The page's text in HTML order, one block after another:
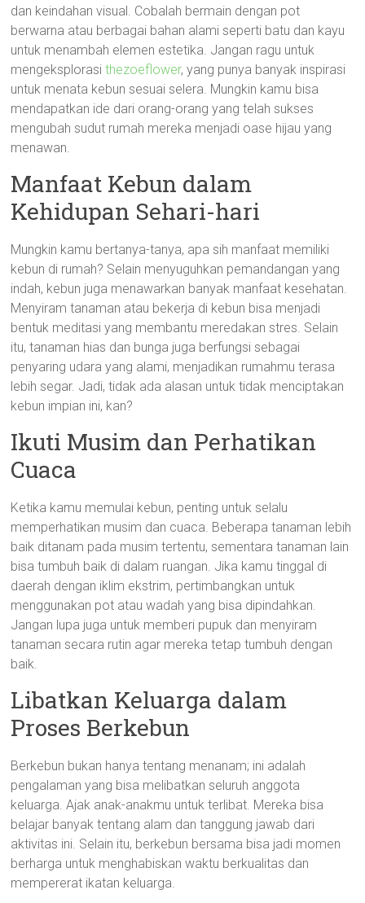
dan keindahan visual. Cobalah bermain dengan pot
berwarna atau berbagai bahan alami seperti batu dan kayu
untuk menambah elemen estetika. Jangan ragu untuk
mengeksplorasithezoeflower, yang punya banyak inspirasi
untuk menata kebun sesuai selera. Mungkin kamu bisa
mendapatkan ide dari orang-orang yang telah sukses
mengubah sudut rumah mereka menjadi oase hijau yang
menawan.
Manfaat Kebun dalam
Kehidupan Sehari-hari
Mungkin kamu bertanya-tanya, apa sih manfaat memiliki
kebun di rumah? Selain menyuguhkan pemandangan yang
indah, kebun juga menawarkan banyak manfaat kesehatan.
Menyiram tanaman atau bekerja di kebun bisa menjadi
bentuk meditasi yang membantu meredakan stres. Selain
itu, tanaman hias dan bunga juga berfungsi sebagai
penyaring udara yang alami, menjadikan rumahmu terasa
lebih segar. Jadi, tidak ada alasan untuk tidak menciptakan
kebun impian ini, kan?
Ikuti Musim dan Perhatikan
Cuaca
Ketika kamu memulai kebun, penting untuk selalu
memperhatikan musim dan cuaca. Beberapa tanaman lebih
baik ditanam pada musim tertentu, sementara tanaman lain
bisa tumbuh baik di dalam ruangan. Jika kamu tinggal di
daerah dengan iklim ekstrim, pertimbangkan untuk
menggunakan pot atau wadah yang bisa dipindahkan.
Jangan lupa juga untuk memberi pupuk dan menyiram
tanaman secara rutin agar mereka tetap tumbuh dengan
baik.
Libatkan Keluarga dalam
Proses Berkebun
Berkebun bukan hanya tentang menanam; ini adalah
pengalaman yang bisa melibatkan seluruh anggota
keluarga. Ajak anak-anakmu untuk terlibat. Mereka bisa
belajar banyak tentang alam dan tanggung jawab dari
aktivitas ini. Selain itu, berkebun bersama bisa jadi momen
berharga untuk menghabiskan waktu berkualitas dan
mempererat ikatan keluarga.